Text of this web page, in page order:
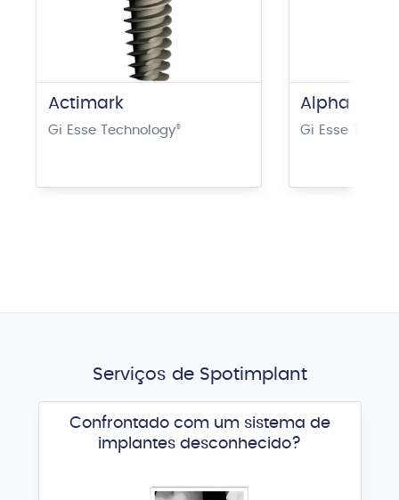
Actimark
Gi Esse Technology®
Alpha
Gi Esse
Serviços de Spotimplant
Confrontado com um sistema de
implantes desconhecido?